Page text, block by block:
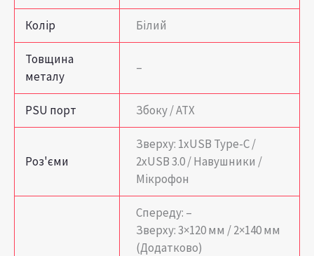
Колір Білий
Товщина
металу
–
PSU порт Збоку / ATX
Роз'єми
Зверху: 1xUSB Type-C /
2xUSB 3.0 / Навушники /
Мікрофон
Спереду: –
Зверху: 3×120 мм / 2×140 мм
(Додатково)